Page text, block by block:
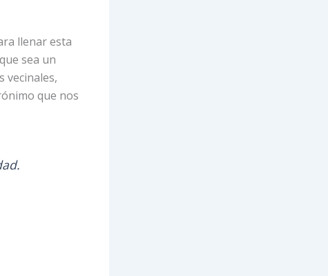
llenar esta
sea un
vecinales,
que nos